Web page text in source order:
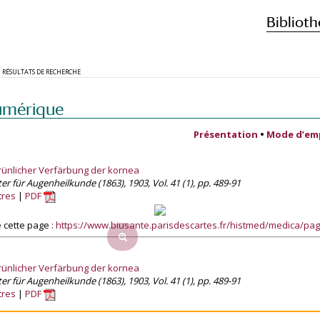
RÉSULTATS DE RECHERCHE
Présentation • Mode
Verfärbung der kornea
für Augenheilkunde (1863), 1903, Vol. 41 (1), pp. 489-91
PDF
cette page : https://www.biusante.parisdescartes.fr/histmed/medica/
Verfärbung der kornea
für Augenheilkunde (1863), 1903, Vol. 41 (1), pp. 489-91
PDF